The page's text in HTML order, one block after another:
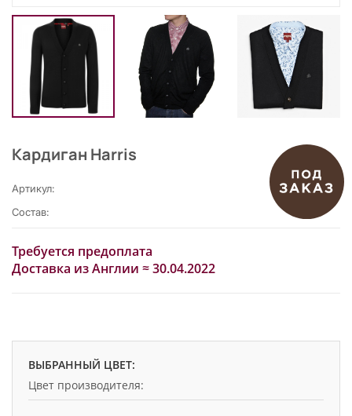
Кардиган Harris
Артикул:
Состав:
Требуется предоплата
Доставка из Англии ≈ 30.04.2022
ВЫБРАННЫЙ ЦВЕТ:
Цвет производителя: